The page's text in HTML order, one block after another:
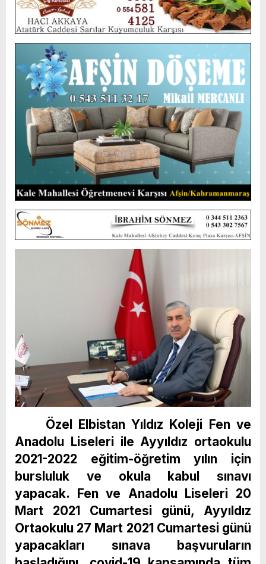
Özel Elbistan Yıldız Koleji Fen ve
Anadolu Liseleri ile Ayyıldız ortaokulu
2021-2022 eğitim-öğretim yılın için
bursluluk ve okula kabul sınavı
yapacak. Fen ve Anadolu Liseleri 20
Mart 2021 Cumartesi günü, Ayyıldız
Ortaokulu 27 Mart 2021 Cumartesi günü
yapacakları sınava başvuruların